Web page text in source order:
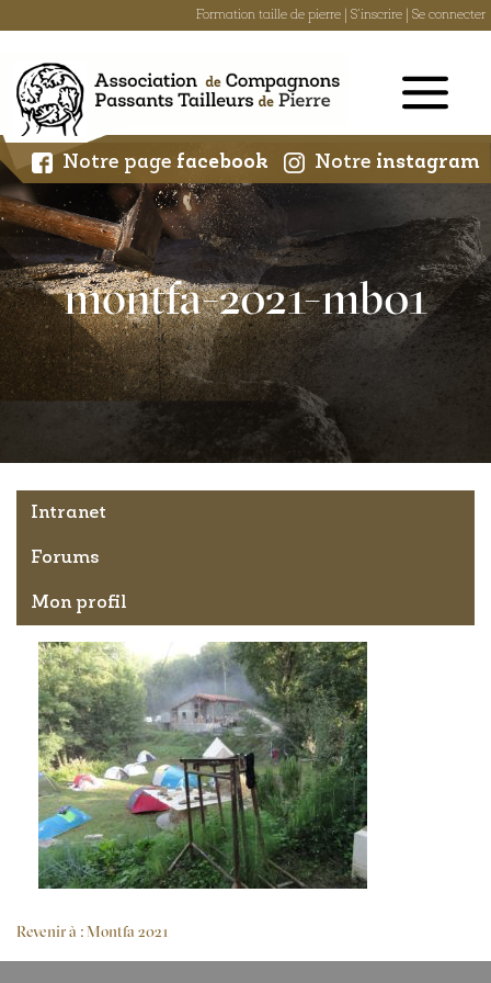
Formation taille de pierre S'inscrire Se connecter
content
Notre page facebook Notre instagram
montfa-2021-mb01
Intranet
Forums
Mon profil
Revenir à : Montfa 2021